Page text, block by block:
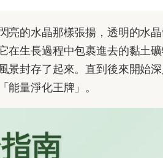
的水晶那樣張揚，透明的水晶
在生長過程中包裹進去的黏土
景封存了起來。直到後來開始
量淨化王牌」。